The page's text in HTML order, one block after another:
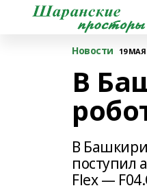
Новости 19 МАЯ
В
В
поступил
Flex —